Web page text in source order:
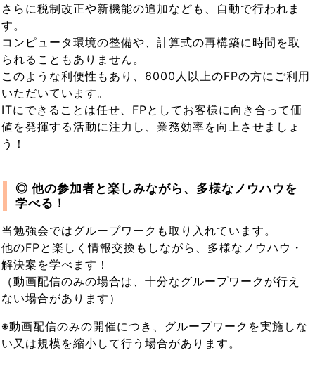
さらに税制改正や新機能の追加なども、自動で行われま
す。
コンピュータ環境の整備や、計算式の再構築に時間を取
られることもありません。
このような利便性もあり、6000人以上のFPの方にご利用
いただいています。
ITにできることは任せ、FPとしてお客様に向き合って価
値を発揮する活動に注力し、業務効率を向上させましょ
う！
◎ 他の参加者と楽しみながら、多様なノウハウを
学べる！
当勉強会ではグループワークも取り入れています。
他のFPと楽しく情報交換もしながら、多様なノウハウ・
解決案を学べます！
（動画配信のみの場合は、十分なグループワークが行え
ない場合があります）
※動画配信のみの開催につき、グループワークを実施しな
い又は規模を縮小して行う場合があります。